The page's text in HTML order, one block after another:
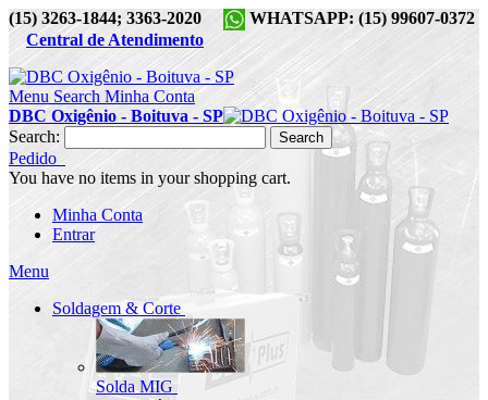
(15) 3263-1844; 3363-2020
WHATSAPP: (15) 99607-0372
Central de Atendimento
Menu Search Minha Conta
DBC Oxigênio - Boituva - SP
Search:
Search
Pedido
You have no items in your shopping cart.
Minha Conta
Entrar
Menu
Soldagem & Corte
Solda MIG